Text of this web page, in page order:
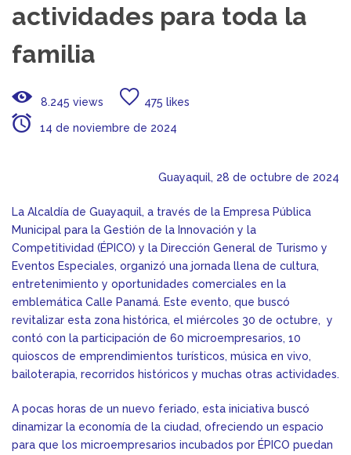
actividades para toda la
familia
8.245 views 475 likes
14 de noviembre de 2024
Guayaquil, 28 de octubre de 2024
La Alcaldía de Guayaquil, a través de la Empresa Pública
Municipal para la Gestión de la Innovación y la
Competitividad (ÉPICO) y la Dirección General de Turismo y
Eventos Especiales, organizó una jornada llena de cultura,
entretenimiento y oportunidades comerciales en la
emblemática Calle Panamá. Este evento, que buscó
revitalizar esta zona histórica, el miércoles 30 de octubre, y
contó con la participación de 60 microempresarios, 10
quioscos de emprendimientos turísticos, música en vivo,
bailoterapia, recorridos históricos y muchas otras actividades.
A pocas horas de un nuevo feriado, esta iniciativa buscó
dinamizar la economía de la ciudad, ofreciendo un espacio
para que los microempresarios incubados por ÉPICO puedan